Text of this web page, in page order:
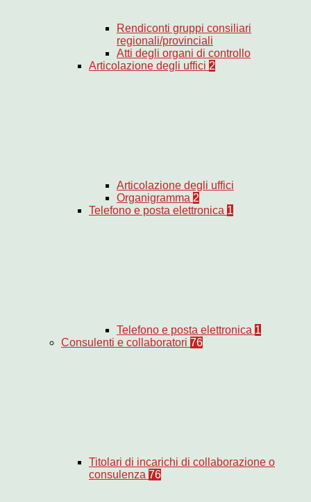
Rendiconti gruppi consiliari
regionali/provinciali
Atti degli organi di controllo
Articolazione degli uffici 2
Articolazione degli uffici
Organigramma 2
Telefono e posta elettronica 1
Telefono e posta elettronica 1
Consulenti e collaboratori 76
Titolari di incarichi di collaborazione o
consulenza 76